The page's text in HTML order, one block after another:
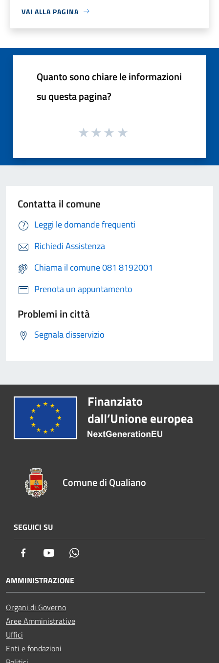
VAI ALLA PAGINA
Quanto sono chiare le informazioni
su questa pagina?
Contatta il comune
Leggi le domande frequenti
Richiedi Assistenza
Chiama il comune 081 8192001
Prenota un appuntamento
Problemi in città
Segnala disservizio
Comune di Qualiano
SEGUICI SU
Facebook Youtube
AMMINISTRAZIONE
Organi di Governo
Aree Amministrative
Uffici
Enti e fondazioni